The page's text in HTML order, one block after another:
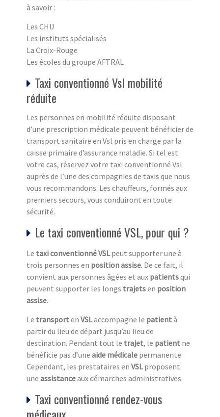
à savoir :
Les CHU
Les instituts spécialisés
La Croix-Rouge
Les écoles du groupe AFTRAL
Taxi conventionné Vsl mobilité
réduite
Les personnes en mobilité réduite disposant
d’une prescription médicale peuvent bénéficier de
transport sanitaire en Vsl pris en charge par la
caisse primaire d’assurance maladie. Si tel est
votre cas, réservez votre taxi conventionné Vsl
auprès de l’une des compagnies de taxis que nous
vous recommandons. Les chauffeurs, formés aux
premiers secours, vous conduiront en toute
sécurité.
Le taxi conventionné VSL, pour qui ?
Le taxi conventionné VSLpeut supporter une à
trois personnes en position assise. De ce fait, il
convient aux personnes âgées et aux patientsqui
peuvent supporter les longs trajetsen position
assise.
Le transporten VSLaccompagne le patientà
partir du lieu de départ jusqu’au lieu de
destination. Pendant tout le trajet, le patient ne
bénéficie pas d’une aide médicale permanente.
Cependant, les prestataires en VSLproposent
une assistanceaux démarches administratives.
Taxi conventionné rendez-vous